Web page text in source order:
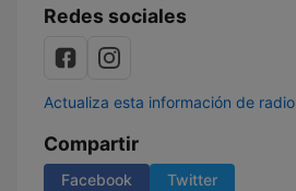
Redes sociales
Actualiza esta información de radio
Compartir
Facebook Twitter